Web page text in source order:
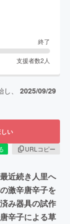
終了
支援者数2 人
し、 2025/09/29
い
URLコピー
近続き人里へ
激辛唐辛子を
み器具の試作
辛子による草